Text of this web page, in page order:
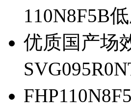
110N8F5B
优质国产场